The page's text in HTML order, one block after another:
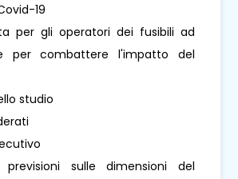
19
per gli operatori dei fusibili ad
per combattere l'impatto del
studio
sulle dimensioni del